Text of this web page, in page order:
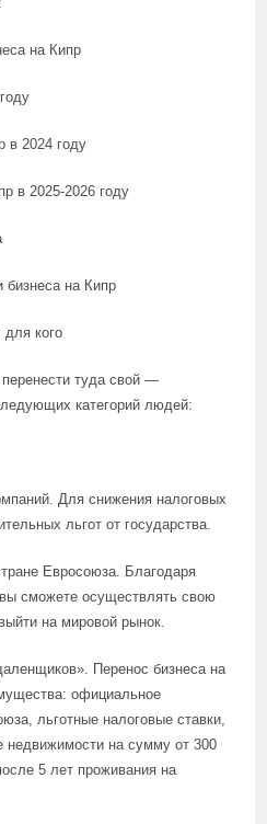
на Кипр
в 2024 году
в 2025-2026 году
бизнеса на Кипр
для кого
туда свой —
категорий людей:
Для снижения налоговых
льгот от государства.
Евросоюза. Благодаря
сможете осуществлять свою
на мировой рынок.
Перенос бизнеса на
официальное
льготные налоговые ставки,
на сумму от 300
5 лет проживания на